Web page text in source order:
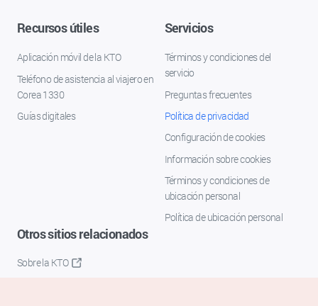
Recursos útiles
Aplicación móvil de la KTO
Teléfono de asistencia al viajero en
Corea 1330
Guías digitales
Servicios
Términos y condiciones del
servicio
Preguntas frecuentes
Política de privacidad
Configuración de cookies
Información sobre cookies
Términos y condiciones de
ubicación personal
Política de ubicación personal
Otros sitios relacionados
Sobre la KTO